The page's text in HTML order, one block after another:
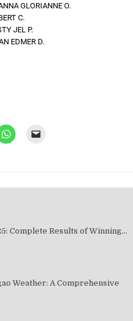
GLORIANNE O.
C.
JEL P.
EDMER D.
Complete Results of Winning...
Weather: A Comprehensive